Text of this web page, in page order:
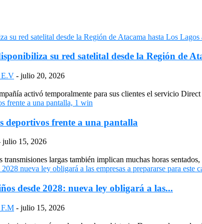
su red satelital desde la Región de
E.V - julio 20, 2026
activó temporalmente para sus clientes el servicio
deportivos frente a una pantalla
julio 15, 2026
largas también implican muchas horas
desde 2028: nueva ley obligará a las...
F.M - julio 15, 2026